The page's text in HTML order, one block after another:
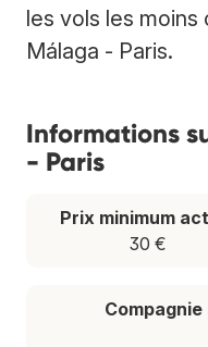
les vols les
Málaga - Paris.
Informations
- Paris
Prix minimum
30 €